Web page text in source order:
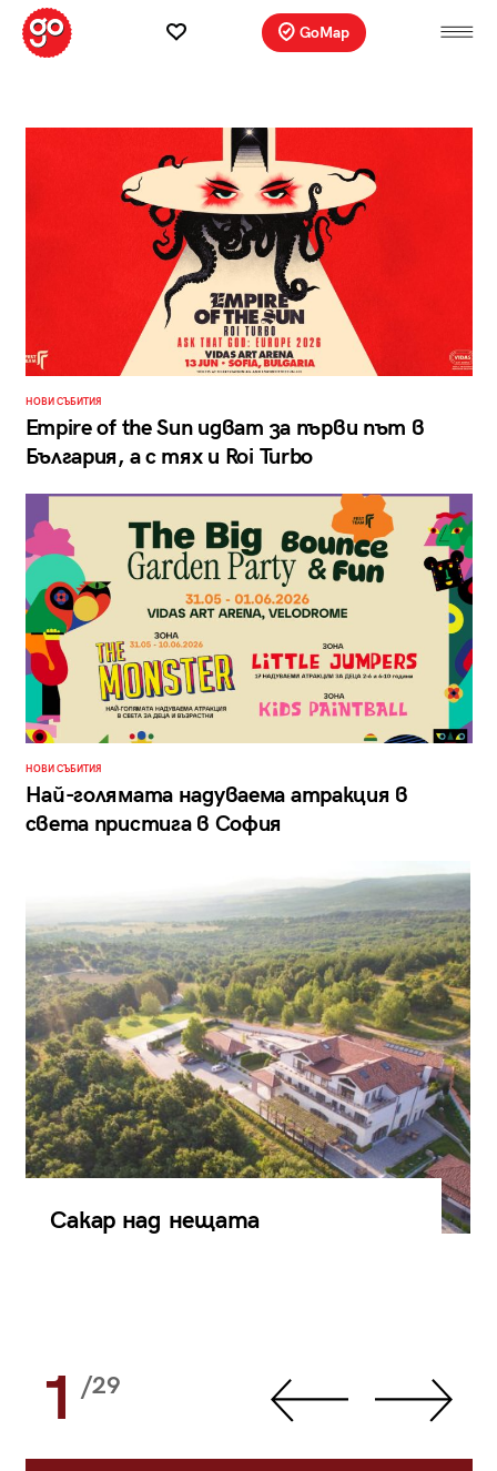
GoMap
НОВИ СЪБИТИЯ
Empire of the Sun идват за първи път в
България, а с тях и Roi Turbo
НОВИ СЪБИТИЯ
Най-голямата надуваема атракция в
света пристига в София
Сакар над нещата
1 /29